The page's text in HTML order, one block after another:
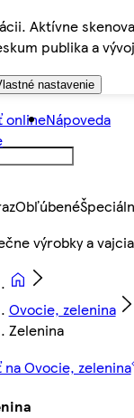
Aktívne
publika a
nastavenie
onlineNápoveda
Obľúbené
výrobky a vajcia
Ovocie, zelenina
Zelenina
na Ovocie, zelenina